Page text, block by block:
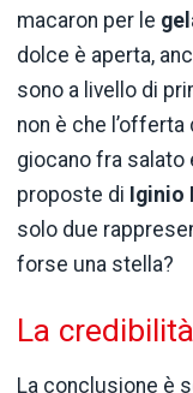
macaron per le
dolce è aperta,
sono a livello di
non è che
giocano fra salato
proposte di Iginio
solo due
forse una stella?
La
La conclusione è